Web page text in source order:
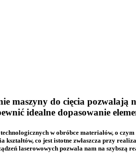
maszyny do cięcia
idealne dopasowanie
w obróbce materiałów, o
co jest istotne zwłaszcza przy
laserowowych pozwala nam na